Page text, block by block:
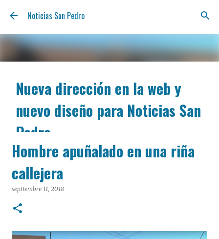
Ir al contenido principal
Noticias San Pedro
Nueva dirección en la web y
nuevo diseño para Noticias San
Pedro
agosto 06, 2026
Nos renovamos para estar más cerca tuyo y ofrecerte
la información de San Pedro con la claridad y la
inmediatez de siempre. A partir de hoy, podés
notisanpedro.com.ar . Acompañamos esta mudanza
Desarrollamos una interfaz más ágil, moderna e
Hombre apuñalado en una riña
callejera
septiembre 11, 2018